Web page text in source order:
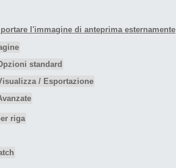
l'immagine di anteprima esternamente
standard
/ Esportazione
riga